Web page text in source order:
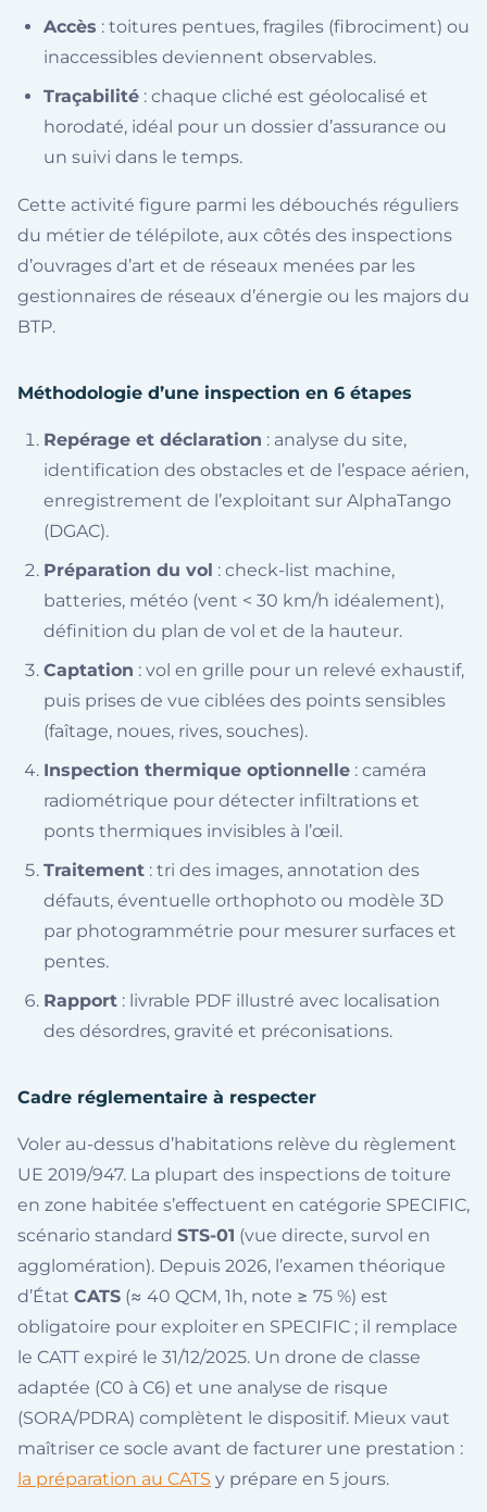
Accès : toitures pentues, fragiles (fibrociment) ou
inaccessibles deviennent observables.
Traçabilité : chaque cliché est géolocalisé et
horodaté, idéal pour un dossier d’assurance ou
un suivi dans le temps.
Cette activité figure parmi les débouchés réguliers
du métier de télépilote, aux côtés des inspections
d’ouvrages d’art et de réseaux menées par les
gestionnaires de réseaux d’énergie ou les majors du
BTP.
Méthodologie d’une inspection en 6 étapes
Repérage et déclaration : analyse du site,
identification des obstacles et de l’espace aérien,
enregistrement de l’exploitant sur AlphaTango
(DGAC).
Préparation du vol : check-list machine,
batteries, météo (vent < 30 km/h idéalement),
définition du plan de vol et de la hauteur.
Captation : vol en grille pour un relevé exhaustif,
puis prises de vue ciblées des points sensibles
(faîtage, noues, rives, souches).
Inspection thermique optionnelle : caméra
radiométrique pour détecter infiltrations et
ponts thermiques invisibles à l’œil.
Traitement : tri des images, annotation des
défauts, éventuelle orthophoto ou modèle 3D
par photogrammétrie pour mesurer surfaces et
pentes.
Rapport : livrable PDF illustré avec localisation
des désordres, gravité et préconisations.
Cadre réglementaire à respecter
Voler au-dessus d’habitations relève du règlement
UE 2019/947. La plupart des inspections de toiture
en zone habitée s’effectuent en catégorie SPECIFIC,
scénario standard STS-01 (vue directe, survol en
agglomération). Depuis 2026, l’examen théorique
d’État CATS (≈ 40 QCM, 1h, note ≥ 75 %) est
obligatoire pour exploiter en SPECIFIC ; il remplace
le CATT expiré le 31/12/2025. Un drone de classe
adaptée (C0 à C6) et une analyse de risque
(SORA/PDRA) complètent le dispositif. Mieux vaut
maîtriser ce socle avant de facturer une prestation :
la préparation au CATS y prépare en 5 jours.